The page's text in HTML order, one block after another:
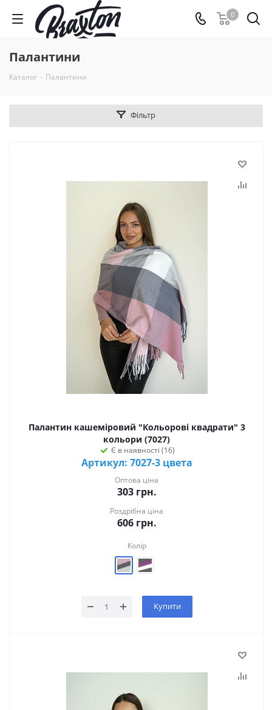
0
Палантини
Каталог - Палантини
Фільтр
Палантин кашеміровий "Кольорові квадрати" 3
кольори (7027)
Є в наявності (16)
Артикул: 7027-3 цвета
Оптова ціна
303грн.
Роздрібна ціна
606грн.
Колір
Купити